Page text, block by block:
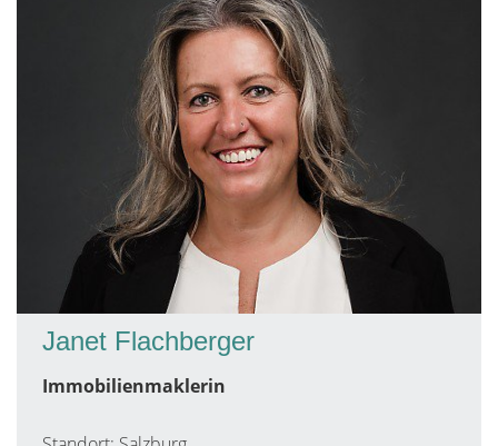
Janet Flachberger
Immobilienmaklerin